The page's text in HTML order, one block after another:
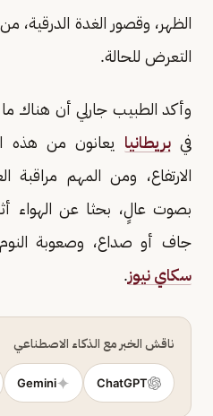
الظهر، وقصور الغدة الدرقية،
التعرض للحالة.
فيبريطانيا يعانون من هذه
الارتفاع، ومن المهم مراقبة
بصوت عالٍ، بحثا عن الهواء
جاف أو صداع، وصعوبة
سكاي نيوز.
ناقش الخبر مع الذكاء الاصطناعي
ChatGPT
Gemini